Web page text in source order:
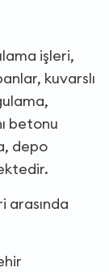
işleri,
kuvarslı
betonu
depo
arasında